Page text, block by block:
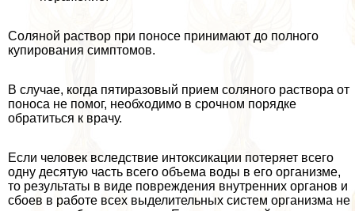
Соляной раствор при поносе принимают до полного
купирования симптомов.
В случае, когда пятиразовый прием соляного раствора от
поноса не помог, необходимо в срочном порядке
обратиться к врачу.
Если человек вследствие интоксикации потеряет всего
одну десятую часть всего объема воды в его организме,
то результаты в виде повреждения внутренних органов и
сбоев в работе всех выделительных систем организма не